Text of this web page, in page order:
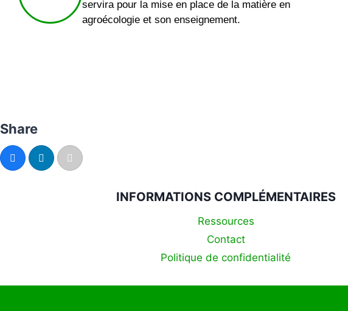
servira pour la mise en place de la matière en
agroécologie et son enseignement.
Share
INFORMATIONS COMPLÉMENTAIRES
Ressources
Contact
Politique de confidentialité